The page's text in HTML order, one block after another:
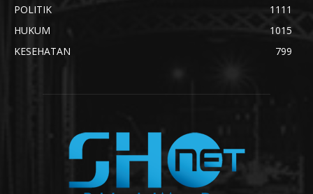
POLITIK
1111
HUKUM
1015
KESEHATAN
799